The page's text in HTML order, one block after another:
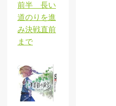
前半 長い
道のりを進
み決戦直前
まで